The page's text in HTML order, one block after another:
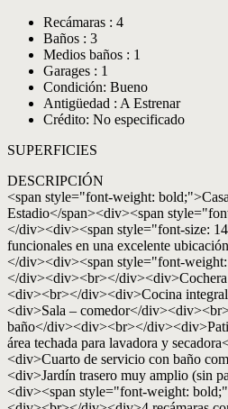
Recámaras : 4
Baños : 3
Medios baños : 1
Garages : 1
Condición: Bueno
Antigüedad : A Estrenar
Crédito: No especificado
SUPERFICIES
DESCRIPCIÓN
<span style="font-weight:
Estadio</span><div><span
</div><div><span style="font-size:
funcionales en una excelente
</div><div><span style="font-
</div><div><br></
<div><br></div><div>Cocina
<div>Sala – comedor</
baño</div><div><br></
área techada para lavadora y
<div>Cuarto de servicio con baño
<div>Jardín trasero muy amplio (sin
<div><span style="font-weight: